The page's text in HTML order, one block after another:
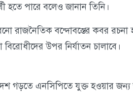
পারে বলেও জানান তিনি।
বন্দোবস্তের কবর রচনা
উপর নির্যাতন চালাবে।
গড়তে এনসিপিতে যুক্ত হওয়ার জন্য